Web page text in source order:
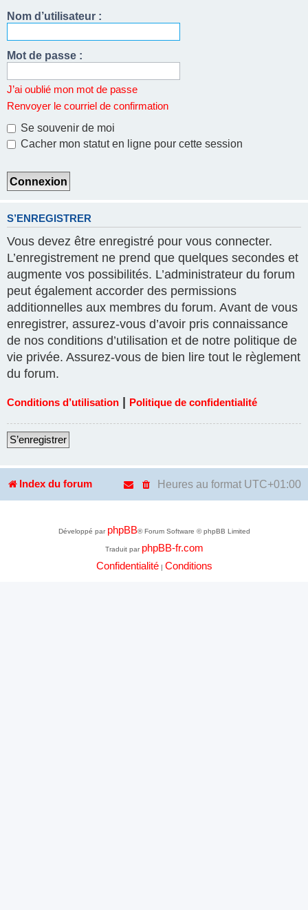
Nom d’utilisateur :
Mot de passe :
J’ai oublié mon mot de passe
Renvoyer le courriel de confirmation
Se souvenir de moi
Cacher mon statut en ligne pour cette session
S’ENREGISTRER
Vous devez être enregistré pour vous connecter.
L’enregistrement ne prend que quelques secondes et
augmente vos possibilités. L’administrateur du forum
peut également accorder des permissions
additionnelles aux membres du forum. Avant de vous
enregistrer, assurez-vous d’avoir pris connaissance
de nos conditions d’utilisation et de notre politique de
vie privée. Assurez-vous de bien lire tout le règlement
du forum.
Conditions d’utilisation Politique de confidentialité
S’enregistrer
Index du forum Heures au format UTC+01:00
Développé par phpBB® Forum Software © phpBB Limited
Traduit par phpBB-fr.com
Confidentialité| Conditions